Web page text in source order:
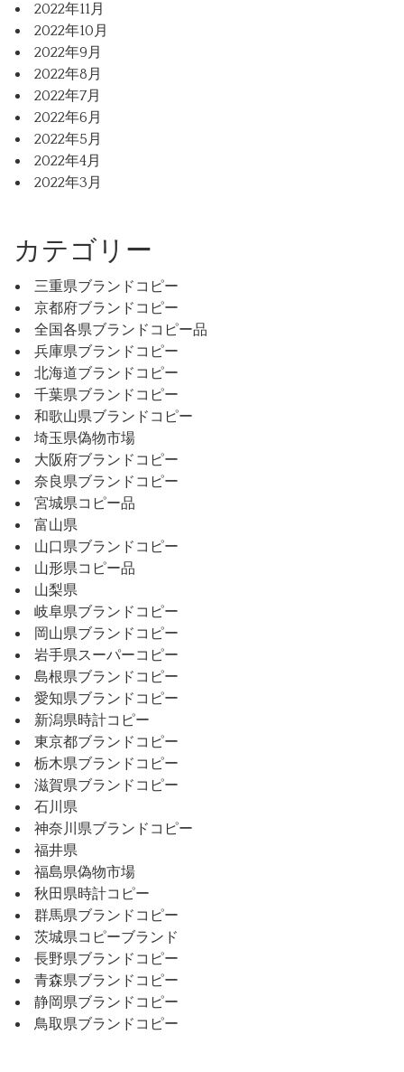
2022年11月
2022年10月
2022年9月
2022年8月
2022年7月
2022年6月
2022年5月
2022年4月
2022年3月
カテゴリー
三重県ブランドコピー
京都府ブランドコピー
全国各県ブランドコピー品
兵庫県ブランドコピー
北海道ブランドコピー
千葉県ブランドコピー
和歌山県ブランドコピー
埼玉県偽物市場
大阪府ブランドコピー
奈良県ブランドコピー
宮城県コピー品
富山県
山口県ブランドコピー
山形県コピー品
山梨県
岐阜県ブランドコピー
岡山県ブランドコピー
岩手県スーパーコピー
島根県ブランドコピー
愛知県ブランドコピー
新潟県時計コピー
東京都ブランドコピー
栃木県ブランドコピー
滋賀県ブランドコピー
石川県
神奈川県ブランドコピー
福井県
福島県偽物市場
秋田県時計コピー
群馬県ブランドコピー
茨城県コピーブランド
長野県ブランドコピー
青森県ブランドコピー
静岡県ブランドコピー
鳥取県ブランドコピー